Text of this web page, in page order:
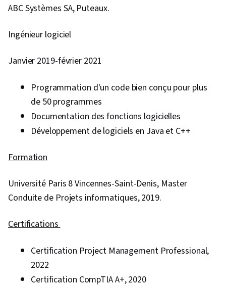
ABC Systèmes SA, Puteaux.
Ingénieur logiciel
Janvier 2019-février 2021
Programmation d'un code bien conçu pour plus
de 50 programmes
Documentation des fonctions logicielles
Développement de logiciels en Java et C++
Formation
Université Paris 8 Vincennes-Saint-Denis, Master
Conduite de Projets informatiques, 2019.
Certifications
Certification Project Management Professional,
2022
Certification CompTIA A+, 2020